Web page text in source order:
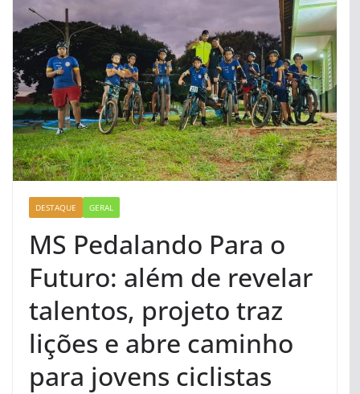
DESTAQUE GERAL
MS Pedalando Para o
Futuro: além de revelar
talentos, projeto traz
lições e abre caminho
para jovens ciclistas